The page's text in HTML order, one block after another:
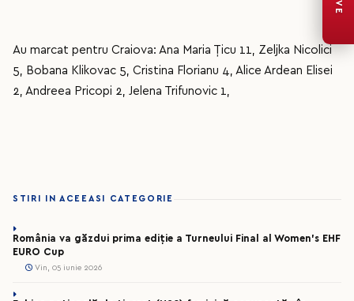
Au marcat pentru Craiova: Ana Maria Țicu 11, Zeljka Nicolici
5, Bobana Klikovac 5, Cristina Florianu 4, Alice Ardean Elisei
2, Andreea Pricopi 2, Jelena Trifunovic 1,
STIRI IN ACEEASI CATEGORIE
România va găzdui prima ediție a Turneului Final al Women’s EHF
EURO Cup
Vin, 05 iunie 2026